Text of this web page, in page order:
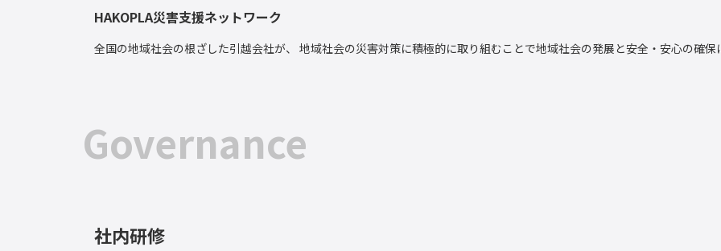
HAKOPLA災害支援ネットワーク
全国の地域社会の根ざした引越会社が、 地域社会の災害対策に積極的に取り組むことで地域社会の発展と安全・安心の確保
Governance
社内研修